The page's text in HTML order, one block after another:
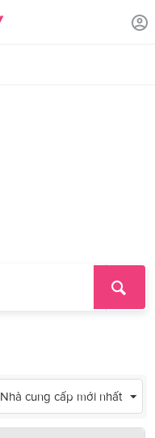
Nhà cung cấp mới nhất